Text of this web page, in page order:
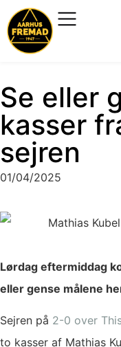
Se eller
kasser
sejren
01/04/2025
Lørdag eftermiddag
eller gense målene
Sejren på 2-0 over
to kasser af Mathias